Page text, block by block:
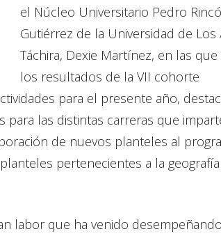
el Núcleo Universitario Pedro
Gutiérrez de la Universidad de Los
Táchira, Dexie Martínez, en las
los resultados de la VII cohorte
para el presente año,
para las distintas carreras que
de nuevos planteles al
pertenecientes a la geografía
labor que ha venido